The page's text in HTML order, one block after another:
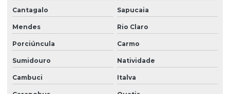
Manutenção preventiva de ponte rolante em sc
Manutenção preventiva de ponte rolante em sp
Manutenção preventiva em pontes rolantes
Manutenção preventiva de talha elétrica em am
Manutenção preventiva de talha elétrica em mg
Cantagalo Sapucaia
Mendes Rio Claro
Porciúncula Carmo
Sumidouro Natividade
Cambuci Italva